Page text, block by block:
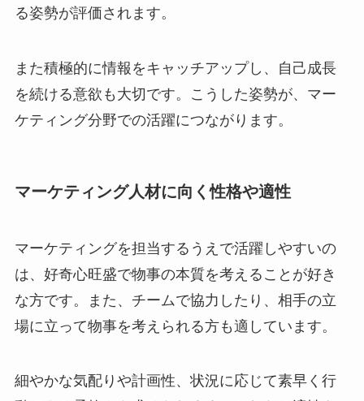
る姿勢が評価されます。
また積極的に情報をキャッチアップし、自己成長
を続ける意欲も大切です。こうした姿勢が、マー
ケティング分野での活躍につながります。
マーケティング人材に向く性格や適性
マーケティングを担当するうえで活躍しやすいの
は、好奇心旺盛で物事の本質を考えることが好き
な方です。また、チームで協力したり、相手の立
場に立って物事を考えられる方も適しています。
細やかな気配りや計画性、状況に応じて素早く行